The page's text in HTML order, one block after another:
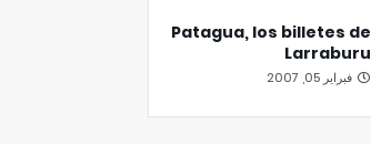
Patagua, los billetes de
Larraburu
فبراير 05, 2007